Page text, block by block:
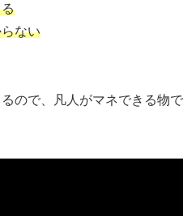
ない
ので、凡人がマネできる物で